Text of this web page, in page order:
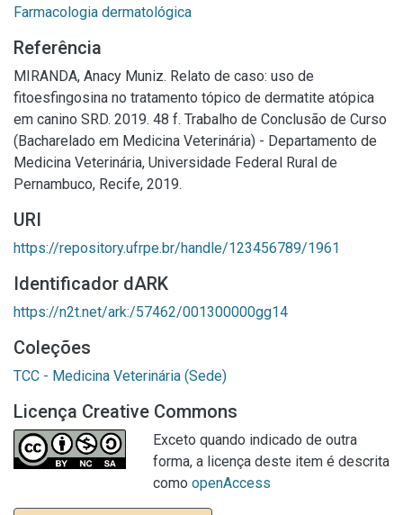
Farmacologia dermatológica
Referência
MIRANDA, Anacy Muniz. Relato de caso: uso de
fitoesfingosina no tratamento tópico de dermatite atópica
em canino SRD. 2019. 48 f. Trabalho de Conclusão de Curso
(Bacharelado em Medicina Veterinária) - Departamento de
Medicina Veterinária, Universidade Federal Rural de
Pernambuco, Recife, 2019.
URI
https://repository.ufrpe.br/handle/123456789/1961
Identificador dARK
https://n2t.net/ark:/57462/001300000gg14
Coleções
TCC - Medicina Veterinária (Sede)
Licença Creative Commons
Exceto quando indicado de outra
forma, a licença deste item é descrita
como openAccess